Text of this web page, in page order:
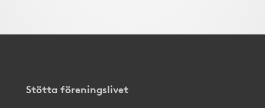
Stötta föreningslivet